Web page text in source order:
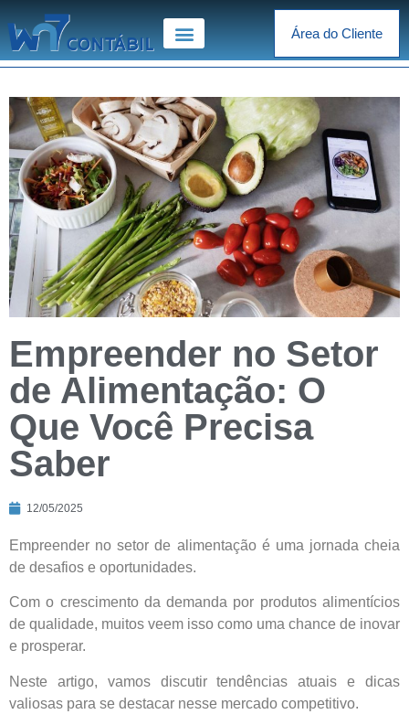
Área do Cliente
Empreender no Setor
de Alimentação: O
Que Você Precisa
Saber
12/05/2025
Empreender no setor de alimentação é uma jornada cheia
de desafios e oportunidades.
Com o crescimento da demanda por produtos alimentícios
de qualidade, muitos veem isso como uma chance de inovar
e prosperar.
Neste artigo, vamos discutir tendências atuais e dicas
valiosas para se destacar nesse mercado competitivo.